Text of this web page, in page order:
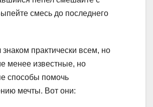
смесь до последнего
знаком практически всем, но
менее известные, но
способы помочь
мечты. Вот они: